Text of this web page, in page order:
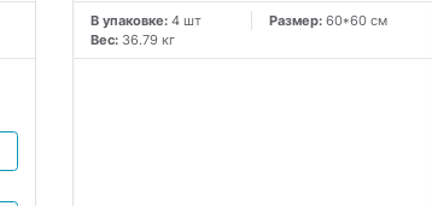
В упаковке: 4 шт Размер:60*60 см
Вес: 36.79 кг